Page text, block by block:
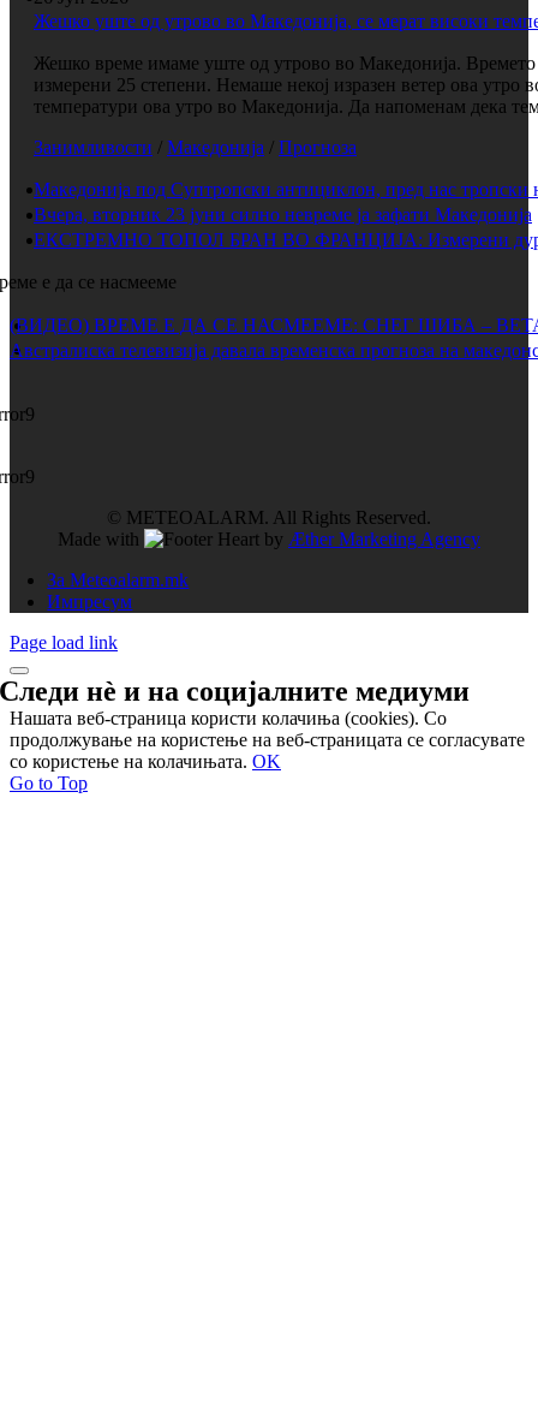
Жешко уште од утрово во Македонија, се мерат високи
Жешко време имаме уште од утрово во Македонија. Времето
измерени 25 степени. Немаше некој изразен ветер ова
температури ова утро во Македонија. Да напоменам дека
Занимливости / Македонија / Прогноза
Македонија под Суптропски антициклон, пред нас тропски
Вчера, вторник 23 јуни силно невреме ја зафати Македонија
ЕКСТРЕМНО ТОПОЛ БРАН ВО ФРАНЦИЈА: Измерени дури
е да се насмееме
(ВИДЕО) ВРЕМЕ Е ДА СЕ НАСМЕЕМЕ: СНЕГ ШИБА –
Австралиска телевизија давала временска прогноза на
© METEOALARM. All Rights Reserved.
Made with
by Æther Marketing Agency
За Meteoalarm.mk
Импресум
Page load link
Следи нѐ и насоцијалните медиуми
Нашата веб-страница користи колачиња (cookies). Со
продолжување на користење на веб-страницата се согласувате
со користење на колачињата. OK
Go to Top